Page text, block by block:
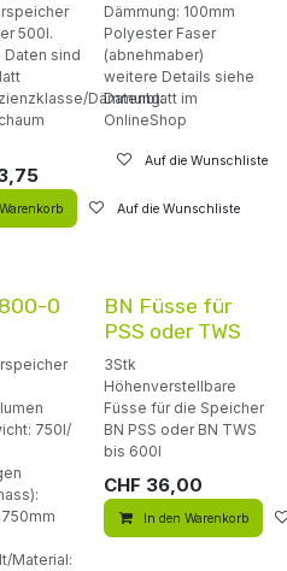
500l.
sind
Dämmung:
Auf die Wunschliste
Dämmung: 100mm
Polyester Faser
(abnehmaber)
weitere Details siehe
Datenblatt im
OnlineShop
Auf die Wunschliste
0
750l/
Material:
BN Füsse für
PSS oder TWS
3Stk
Höhenverstellbare
Füsse für die Speicher
BN PSS oder BN TWS
bis 600l
CHF 36,00
In den Warenkorb